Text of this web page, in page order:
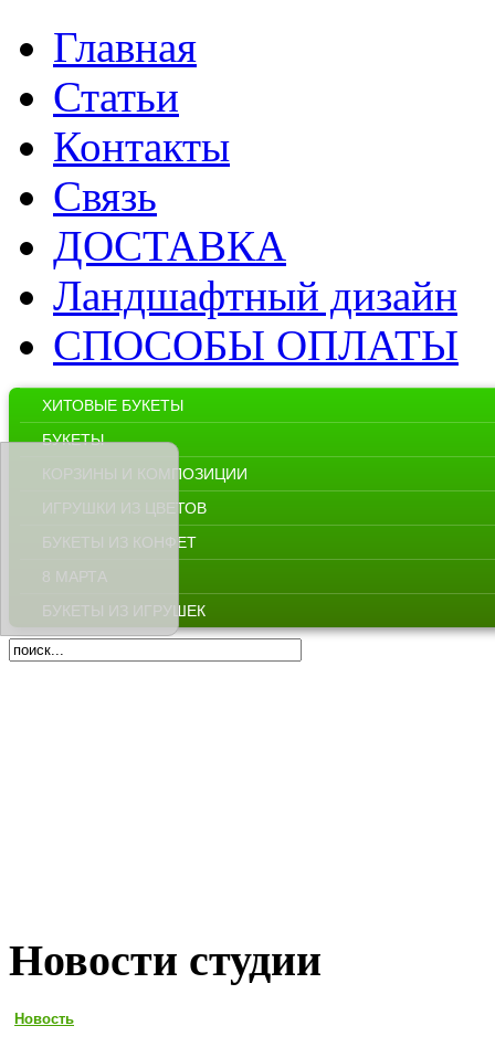
Главная
Статьи
Контакты
Связь
ДОСТАВКА
Ландшафтный дизайн
СПОСОБЫ ОПЛАТЫ
ХИТОВЫЕ БУКЕТЫ
БУКЕТЫ
КОРЗИНЫ И КОМПОЗИЦИИ
ИГРУШКИ ИЗ ЦВЕТОВ
БУКЕТЫ ИЗ КОНФЕТ
8 МАРТА
БУКЕТЫ ИЗ ИГРУШЕК
Новости студии
Новость